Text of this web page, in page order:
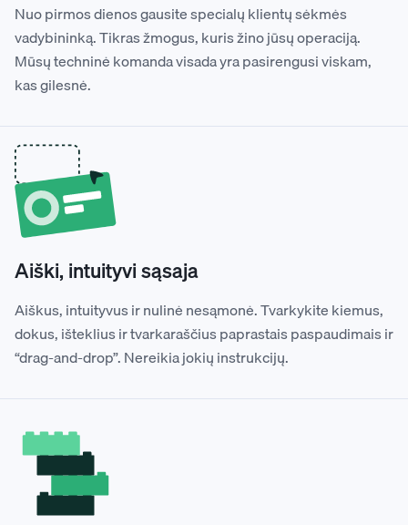
Nuo pirmos dienos gausite specialų klientų sėkmės
vadybininką. Tikras žmogus, kuris žino jūsų operaciją.
Mūsų techninė komanda visada yra pasirengusi viskam,
kas gilesnė.
Aiški, intuityvi sąsaja
Aiškus, intuityvus ir nulinė nesąmonė. Tvarkykite kiemus,
dokus, išteklius ir tvarkaraščius paprastais paspaudimais ir
“drag-and-drop”. Nereikia jokių instrukcijų.